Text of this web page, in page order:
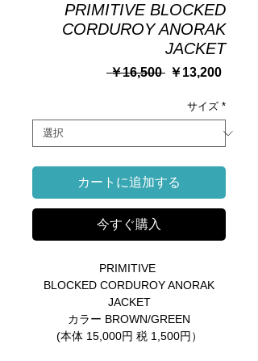
PRIMITIVE BLOCKED
CORDUROY ANORAK
JACKET
￥16,500 通
格
￥13,200セ
ル
価
格
サイズ *
カートに追加する
今すぐ購入
PRIMITIVE
BLOCKED CORDUROY ANORAK
JACKET
カラー BROWN/GREEN
(本体 15,000円 税 1,500円）